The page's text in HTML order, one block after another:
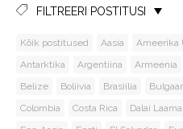
FILTREERI POSTITUSI
Kõik postitused Aasia Ameerika
Antarktika
Argentiina Armeenia
Belize
Boliivia Brasiilia
Colombia
Costa Rica Dalai Laama